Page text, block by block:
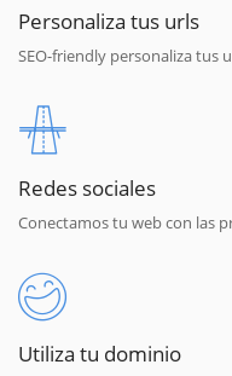
Personaliza tus urls
SEO-friendly personaliza tus
Redes sociales
Conectamos tu web con las
Utiliza tu dominio